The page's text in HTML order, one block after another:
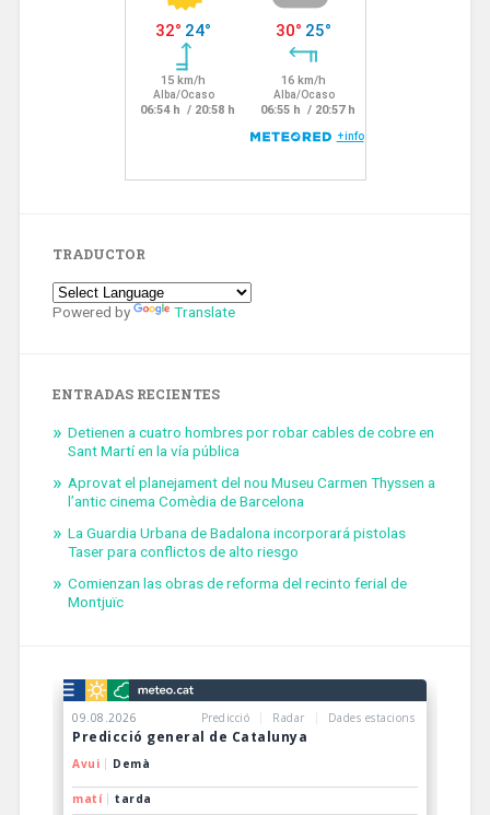
TRADUCTOR
Powered by Translate
ENTRADAS RECIENTES
Detienen a cuatro hombres por robar cables de cobre en
Sant Martí en la vía pública
Aprovat el planejament del nou Museu Carmen Thyssen a
l’antic cinema Comèdia de Barcelona
La Guardia Urbana de Badalona incorporará pistolas
Taser para conflictos de alto riesgo
Comienzan las obras de reforma del recinto ferial de
Montjuïc